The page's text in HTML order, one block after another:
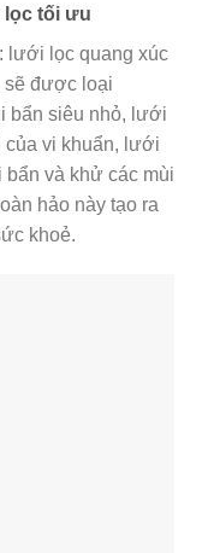
lọc tối ưu
lưới lọc quang xúc
sẽ được loại
bẩn siêu nhỏ, lưới
của vi khuẩn, lưới
bẩn và khử các mùi
hảo này tạo ra
khoẻ.